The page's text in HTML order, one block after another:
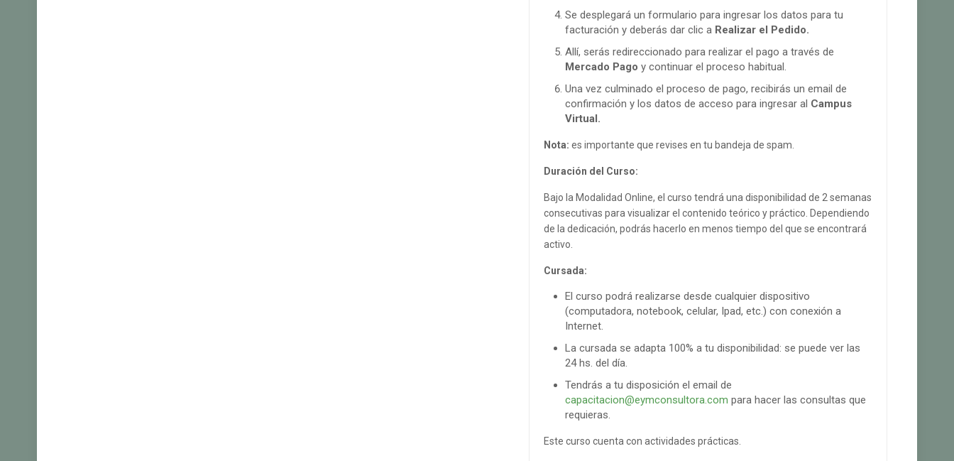
Se desplegará un formulario para ingresar los datos para tu
facturación y deberás dar clic a Realizar el Pedido.
Allí, serás redireccionado para realizar el pago a través de
Mercado Pago y continuar el proceso habitual.
Una vez culminado el proceso de pago, recibirás un email de
confirmación y los datos de acceso para ingresar al Campus
Virtual.
Nota: es importante que revises en tu bandeja de spam.
Duración del Curso:
Bajo la Modalidad Online, el curso tendrá una disponibilidad de 2 semanas
consecutivas para visualizar el contenido teórico y práctico. Dependiendo
de la dedicación, podrás hacerlo en menos tiempo del que se encontrará
activo.
Cursada:
El curso podrá realizarse desde cualquier dispositivo
(computadora, notebook, celular, Ipad, etc.) con conexión a
Internet.
La cursada se adapta 100% a tu disponibilidad: se puede ver las
24 hs. del día.
Tendrás a tu disposición el email de
capacitacion@eymconsultora.com para hacer las consultas que
requieras.
Este curso cuenta con actividades prácticas.